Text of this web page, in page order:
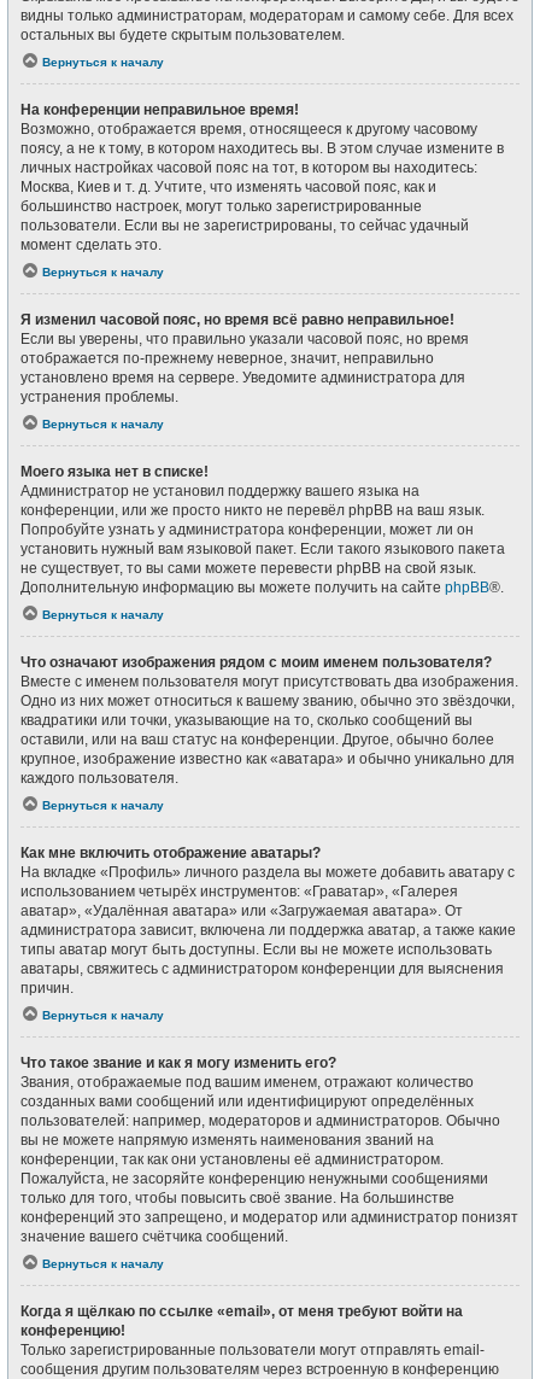
видны только администраторам, модераторам и самому себе. Для всех
остальных вы будете скрытым пользователем.
Вернуться к началу
На конференции неправильное время!
Возможно, отображается время, относящееся к другому часовому
поясу, а не к тому, в котором находитесь вы. В этом случае измените в
личных настройках часовой пояс на тот, в котором вы находитесь:
Москва, Киев и т. д. Учтите, что изменять часовой пояс, как и
большинство настроек, могут только зарегистрированные
пользователи. Если вы не зарегистрированы, то сейчас удачный
момент сделать это.
Вернуться к началу
Я изменил часовой пояс, но время всё равно неправильное!
Если вы уверены, что правильно указали часовой пояс, но время
отображается по-прежнему неверное, значит, неправильно
установлено время на сервере. Уведомите администратора для
устранения проблемы.
Вернуться к началу
Моего языка нет в списке!
Администратор не установил поддержку вашего языка на
конференции, или же просто никто не перевёл phpBB на ваш язык.
Попробуйте узнать у администратора конференции, может ли он
установить нужный вам языковой пакет. Если такого языкового пакета
не существует, то вы сами можете перевести phpBB на свой язык.
Дополнительную информацию вы можете получить на сайте phpBB®.
Вернуться к началу
Что означают изображения рядом с моим именем пользователя?
Вместе с именем пользователя могут присутствовать два изображения.
Одно из них может относиться к вашему званию, обычно это звёздочки,
квадратики или точки, указывающие на то, сколько сообщений вы
оставили, или на ваш статус на конференции. Другое, обычно более
крупное, изображение известно как «аватара» и обычно уникально для
каждого пользователя.
Вернуться к началу
Как мне включить отображение аватары?
На вкладке «Профиль» личного раздела вы можете добавить аватару с
использованием четырёх инструментов: «Граватар», «Галерея
аватар», «Удалённая аватара» или «Загружаемая аватара». От
администратора зависит, включена ли поддержка аватар, а также какие
типы аватар могут быть доступны. Если вы не можете использовать
аватары, свяжитесь с администратором конференции для выяснения
причин.
Вернуться к началу
Что такое звание и как я могу изменить его?
Звания, отображаемые под вашим именем, отражают количество
созданных вами сообщений или идентифицируют определённых
пользователей: например, модераторов и администраторов. Обычно
вы не можете напрямую изменять наименования званий на
конференции, так как они установлены её администратором.
Пожалуйста, не засоряйте конференцию ненужными сообщениями
только для того, чтобы повысить своё звание. На большинстве
конференций это запрещено, и модератор или администратор понизят
значение вашего счётчика сообщений.
Вернуться к началу
Когда я щёлкаю по ссылке «email», от меня требуют войти на
конференцию!
Только зарегистрированные пользователи могут отправлять email-
сообщения другим пользователям через встроенную в конференцию